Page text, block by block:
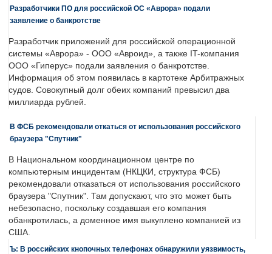
Разработчики ПО для российской ОС «Аврора» подали
заявление о банкротстве
Разработчик приложений для российской операционной
системы «Аврора» - ООО «Авроид», а также IT-компания
ООО «Гиперус» подали заявления о банкротстве.
Информация об этом появилась в картотеке Арбитражных
судов. Совокупный долг обеих компаний превысил два
миллиарда рублей.
В ФСБ рекомендовали откаться от использования российского
браузера "Спутник"
В Национальном координационном центре по
компьютерным инцидентам (НКЦКИ, структура ФСБ)
рекомендовали отказаться от использования российского
браузера "Спутник". Там допускают, что это может быть
небезопасно, поскольку создавшая его компания
обанкротилась, а доменное имя выкуплено компанией из
США.
Ъ: В российских кнопочных телефонах обнаружили уязвимость,